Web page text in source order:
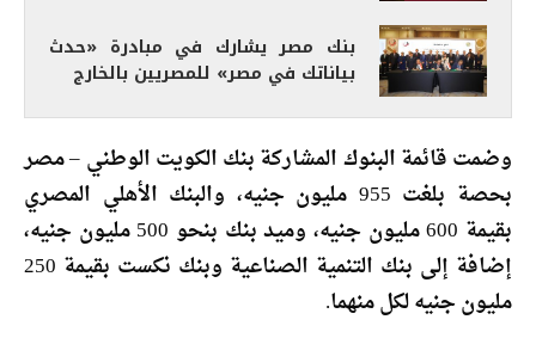
بنك مصر يشارك في مبادرة «حدث
بياناتك في مصر» للمصريين بالخارج
وضمت قائمة البنوك المشاركة بنك الكويت الوطني – مصر
بحصة بلغت 955 مليون جنيه، والبنك الأهلي المصري
بقيمة 600 مليون جنيه، وميد بنك بنحو 500 مليون جنيه،
إضافة إلى بنك التنمية الصناعية وبنك نكست بقيمة 250
مليون جنيه لكل منهما.